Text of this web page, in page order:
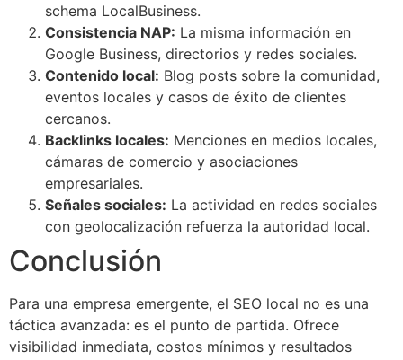
schema LocalBusiness.
Consistencia NAP: La misma información en
Google Business, directorios y redes sociales.
Contenido local: Blog posts sobre la comunidad,
eventos locales y casos de éxito de clientes
cercanos.
Backlinks locales: Menciones en medios locales,
cámaras de comercio y asociaciones
empresariales.
Señales sociales: La actividad en redes sociales
con geolocalización refuerza la autoridad local.
Conclusión
Para una empresa emergente, el SEO local no es una
táctica avanzada: es el punto de partida. Ofrece
visibilidad inmediata, costos mínimos y resultados